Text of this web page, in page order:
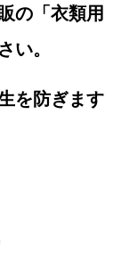
の「衣類用
い。
を防ぎます